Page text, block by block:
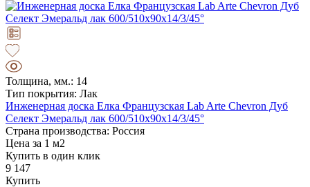
Толщина, мм.: 14
Тип покрытия: Лак
Инженерная доска Елка Французская Lab Arte Chevron Дуб
Селект Эмеральд лак 600/510х90х14/3/45°
Страна производства: Россия
Цена за 1 м2
Купить в один клик
9 147
Купить